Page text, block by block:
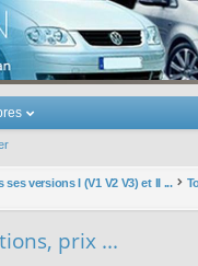
Touran
versions I (V1 V2 V3) et II ...
prix ...